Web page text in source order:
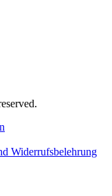
Widerrufsbelehrung